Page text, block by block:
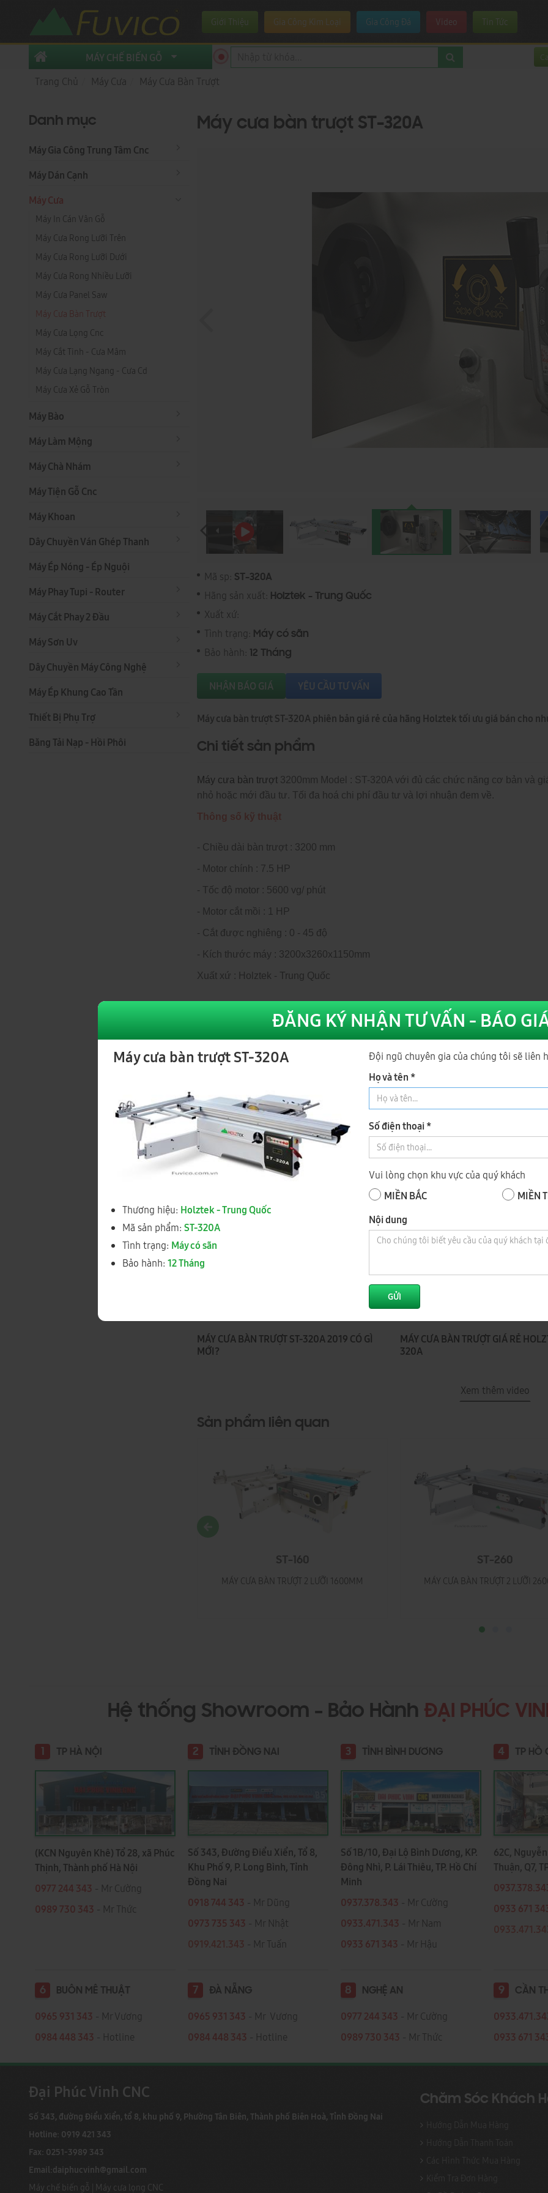
ĐĂNG KÝ NHẬN TƯ VẤN - BÁO
Máy cưa bàn trượt ST-320A
Thương hiệu: Holztek - Trung Quốc
Mã sản phẩm: ST-320A
Tình trạng: Máy có sãn
Bảo hành: 12 Tháng
Đội ngũ chuyên gia của chúng tôi sẽ liên
Họ và tên *
Số điện thoại *
Vui lòng chọn khu vực của quý khách
MIỀN BẮC
MIỀN
Nội dung
GỬI
Giới Thiệu Gia Công Kim Loại Gia Công Đá Video Tin Tức
MÁY CHẾ BIẾN GỖ
Trang Chủ Máy Cưa Máy Cưa Bàn Trượt
Danh mục
Máy Gia Công Trung Tâm Cnc
Máy Dán Cạnh
Máy Cưa
Máy In Cán Vân Gỗ
Máy Cưa Rong Lưỡi Trên
Máy Cưa Rong Lưỡi Dưới
Máy Cưa Rong Nhiều Lưỡi
Máy Cưa Panel Saw
Máy Cưa Bàn Trượt
Máy Cưa Lọng Cnc
Máy Cắt Tinh - Cưa Mâm
Máy Cưa Lạng Ngang - Cưa Cd
Máy Cưa Xẻ Gỗ Tròn
Máy Bào
Máy Làm Mộng
Máy Chà Nhám
Máy Tiện Gỗ Cnc
Máy Khoan
Dây Chuyền Ván Ghép Thanh
Máy Ép Nóng - Ép Nguội
Máy Phay Tupi - Router
Máy Cắt Phay 2 Đầu
Máy Sơn Uv
Dây Chuyền Máy Công Nghệ
Máy Ép Khung Cao Tần
Thiết Bị Phụ Trợ
Băng Tải Nạp - Hồi Phôi
Máy cưa bàn trượt ST-320A
Mã sp: ST-320A
Hãng sản xuất: Holztek - Trung Quốc
Xuất xứ:
Tình trạng:
Máy có sãn
Bảo hành: 12 Tháng
NHẬN BÁO GIÁ YÊU CẦU TƯ VẤN
Máy cưa bàn trượt ST-320A phiên bản giá rẻ của hãng Holztek tối ưu giá bán cho
Chi tiết sản phẩm
Máy cưa bàn trượt 3200mm Model : ST-320A với đủ các chức năng cơ bản và
nhỏ hoặc mới đầu tư. Tối đa hoá chi phí đầu tư và lợi nhuận đem về.
Thông số kỹ thuật
- Chiều dài bàn trượt : 3200 mm
- Motor chính : 7.5 HP
- Tốc độ motor : 5600 vg/ phút
- Motor cắt mồi : 1 HP
- Cắt được nghiêng : 0 - 45 độ
- Kích thước máy : 3200x3260x1150mm
Xuất xứ : Holztek - Trung Quốc
Video Vận Hành
Sói cánh gắn kính bằng máy cưa bàn trượt
Hướng dẫn căn chỉnh Máy cưa bàn
Holztek ST-320A
MÁY CƯA BÀN TRƯỢT ST-320A 2019 CÓ GÌ
MỚI?
MÁY CƯA BÀN TRƯỢT GIÁ RẺ
320A
Xem thêm video
Sản phẩm liên quan
ST-160
MÁY CƯA BÀN TRƯỢT 2 LƯỠI 1600MM
ST-260
MÁY CƯA BÀN TRƯỢT 2 LƯỠI
Hệ thống Showroom - Bảo Hành ĐẠI PHÚC
1 TP HÀ NỘI
(KCN Nguyên Khê) Tổ 28, xã Phúc
Thịnh, Thành phố Hà Nội
0977 244 343 - Mr Cường
0989 730 343 - Mr Thức
2 TỈNH ĐỒNG NAI
Số 343, Đường Điểu Xiển, Tổ 8,
Khu Phố 9, P. Long Bình, Tỉnh
Đồng Nai
0918 744 343 - Mr Dũng
0973 735 343 - Mr Nhật
0919.421.343 ​​​​​​ - Mr Tuấn
3 TỈNH BÌNH DƯƠNG
Số 1B/10, Đại Lộ Bình Dương, KP.
Đông Nhì, P. Lái Thiêu, TP. Hồ Chí
Minh
0937.378.343 - Mr Cường
0933.471.343 - Mr Nam
0933 671 343 - Mr Hậu
4 TP HỒ
62C,
Thuận, Q7,
0933 671
6 BUÔN MÊ THUẬT
0965 931 343 - Mr Vương
0984 448 343 - Hotline
7 ĐÀ NẴNG
0965 931 343 - Mr Vương
0984 448 343 - Hotline
8 NGHỆ AN
0977 244 343 - Mr Cường
0989 730 343 - Mr Thức
9 CẦN
0933 671
Đại Phúc Vinh CNC
Số 343, đường Điểu Xiển, tổ 8, khu phố 9, Phường Tân Biên, Thành phố Biên Hoà, Tỉnh Đồng Nai
Hotline: 0919 421 343
Fax: 0251-3989 343
Email:daiphucvinh@gmail.com
Máy chế biến gỗ
Máy cưa lọng CNC
Chăm Sóc Khách